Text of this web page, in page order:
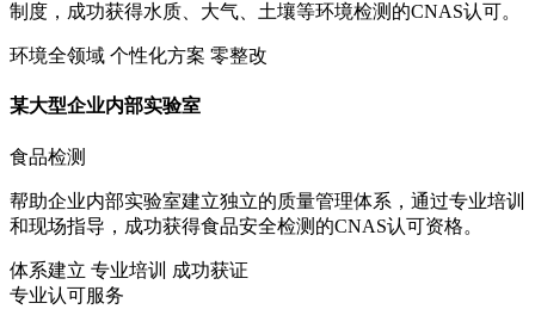
制度，成功获得水质、大气、土壤等环境检测的CNAS认可。
环境全领域 个性化方案 零整改
某大型企业内部实验室
食品检测
帮助企业内部实验室建立独立的质量管理体系，通过专业培训
和现场指导，成功获得食品安全检测的CNAS认可资格。
体系建立 专业培训
成功获证
专业认可服务